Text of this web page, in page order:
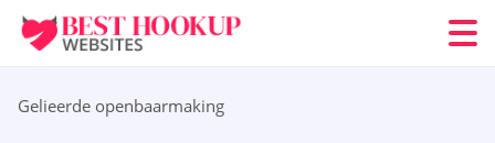
Gelieerde openbaarmaking